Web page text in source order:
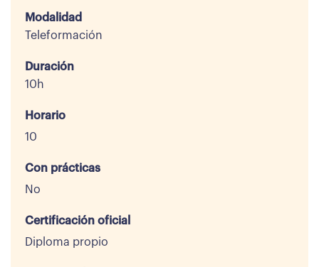
Modalidad
Teleformación
Duración
10h
Horario
10
Con prácticas
No
Certificación oficial
Diploma propio